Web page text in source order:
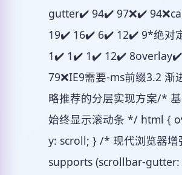
gutter✔️ 94✔️ 97❌✔️
19✔️ 16✔️ 6✔️ 12✔️ 9*绝对
1✔️ 1✔️ 1✔️ 12✔️ 8overlay✔️
79❌IE9需要-ms前缀3.2 渐
略推荐的分层实现方案/*
始终显示滚动条 */ html {
y: scroll; } /* 现代浏览器
supports (scrollbar-gutter: